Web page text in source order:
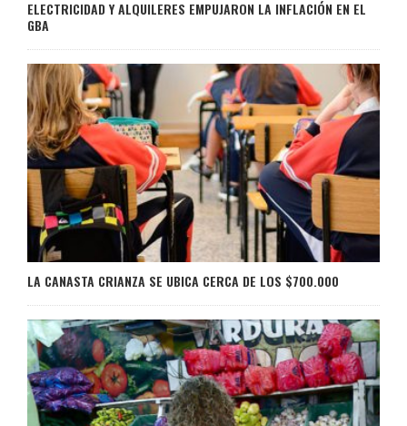
ELECTRICIDAD Y ALQUILERES EMPUJARON LA INFLACIÓN EN EL
GBA
LA CANASTA CRIANZA SE UBICA CERCA DE LOS $700.000